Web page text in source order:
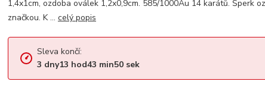
1,4x1cm, ozdoba oválek 1,2x0,9cm. 585/1000Au 14 karátů. Šperk
značkou. K ... celý popis
Sleva končí:
3 dny13 hod43 min49sek